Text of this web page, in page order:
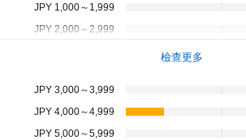
JPY 1,000～1,999
JPY 2,000～2,999
檢查更多
JPY 3,000～3,999
JPY 4,000～4,999
JPY 5,000～5,999